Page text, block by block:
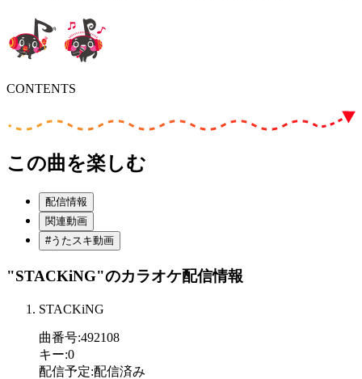
CONTENTS
この曲を楽しむ
配信情報
関連動画
#うたスキ動画
"STACKiNG"のカラオケ配信情報
STACKiNG
曲番号:492108
キー:0
配信予定:配信済み